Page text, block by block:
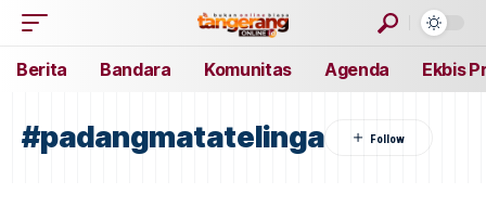
Berita Bandara Komunitas Agenda Ekbis
#padangmatatelinga